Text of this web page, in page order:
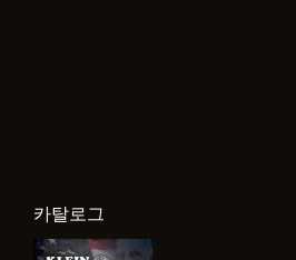
카탈로그